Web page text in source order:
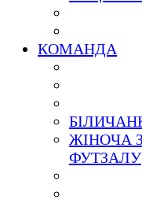
КОМАНДА
ЖІНОЧА
ФУТЗАЛУ